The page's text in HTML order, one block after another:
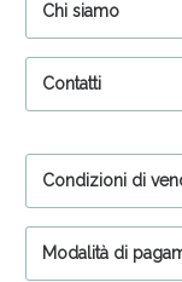
Chi siamo
Contatti
Condizioni di
Modalità di